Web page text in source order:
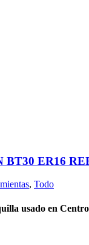
ER16
, Todo
usado en